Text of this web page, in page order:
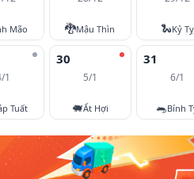
Mão 🐉Mậu Thìn 🐍Kỷ Tỵ
1
Tuất
30
5/1
🐖Ất Hợi
31
6/1
🐀Bính